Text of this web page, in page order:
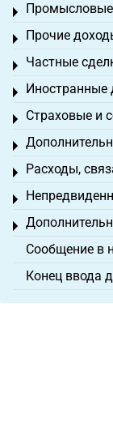
Промысловые
Toggle menu
Прочие
Toggle menu
Частные
Toggle menu
Иностранные
Toggle menu
Страховые и
Toggle menu
Toggle menu
Расходы,
Toggle menu
Toggle menu
Toggle menu
Сообщение в
Конец ввода